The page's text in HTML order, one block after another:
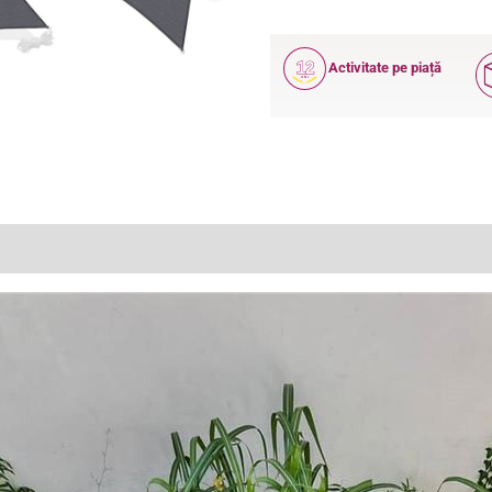
12
ANI
Activitate pe piață